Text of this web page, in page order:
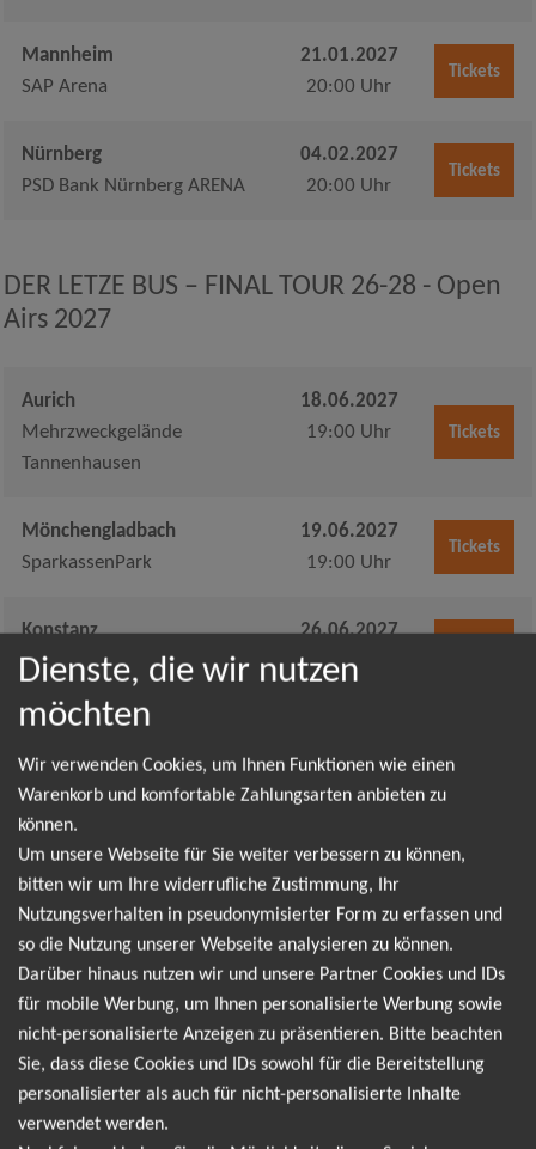
Mannheim
SAP Arena
21.01.2027
20:00 Uhr
Tickets
Nürnberg
PSD Bank Nürnberg ARENA
04.02.2027
20:00 Uhr
Tickets
DER LETZE BUS – FINAL TOUR 26-28 - Open
Airs 2027
Aurich
Mehrzweckgelände
Tannenhausen
18.06.2027
19:00 Uhr
Tickets
Mönchengladbach
SparkassenPark
19.06.2027
19:00 Uhr
Tickets
Konstanz
Klein Venedig 1
26.06.2027
19:00 Uhr
Tettnang
Regionalwerk Bodensee-
Schlossgarten Open Air
19:00 Uhr
Tickets
Friedberg (Hessen)
Seewiese
04.07.2027
19:00 Uhr
11.07.2027
Tickets
Bonn
Kunstrasen Rheinaue
23.07.2027
19:00 Uhr
Tickets
Dienste, die wir nutzen
möchten
Wir verwenden Cookies, um Ihnen Funktionen wie einen
Warenkorb und komfortable Zahlungsarten anbieten zu
können.
Um unsere Webseite für Sie weiter verbessern zu können,
bitten wir um Ihre widerrufliche Zustimmung, Ihr
Nutzungsverhalten in pseudonymisierter Form zu erfassen und
so die Nutzung unserer Webseite analysieren zu können.
Darüber hinaus nutzen wir und unsere Partner Cookies und IDs
für mobile Werbung, um Ihnen personalisierte Werbung sowie
nicht-personalisierte Anzeigen zu präsentieren. Bitte beachten
Sie, dass diese Cookies und IDs sowohl für die Bereitstellung
personalisierter als auch für nicht-personalisierte Inhalte
verwendet werden.